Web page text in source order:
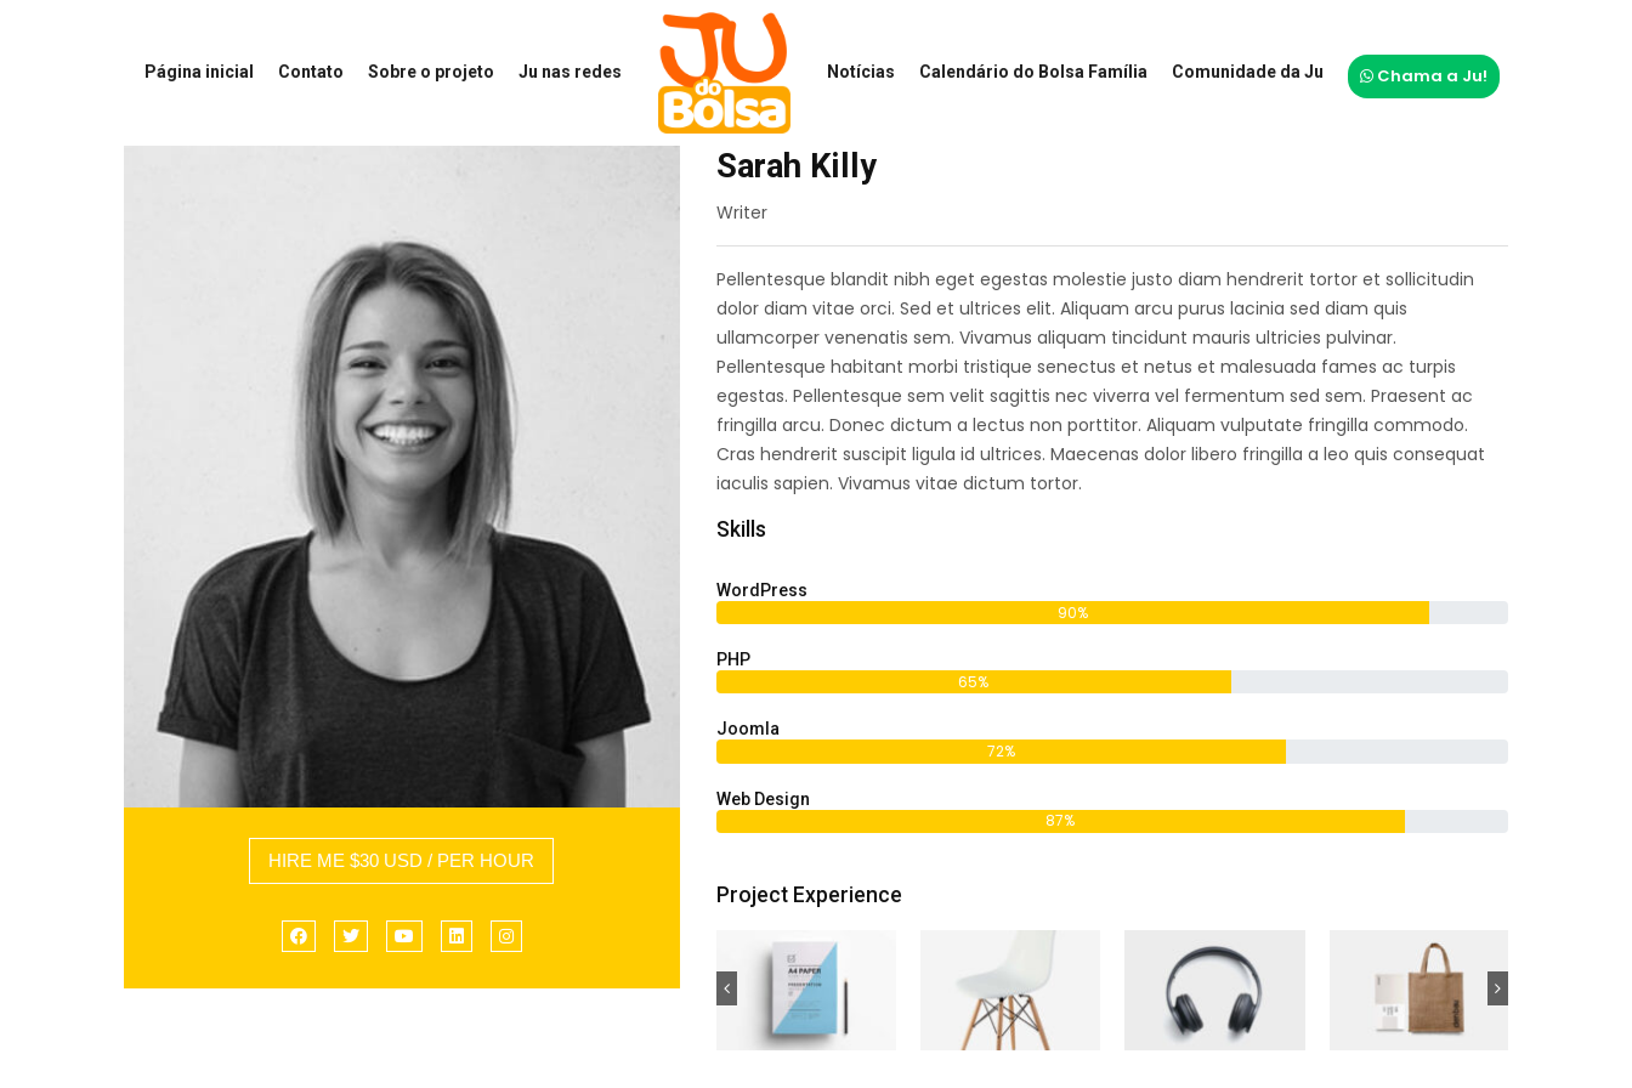
Página inicial Contato Sobre o projeto Ju nas redes Notícias Calendário do Bolsa Família Comunidade da Ju Chama a Ju!
HIRE ME $30 USD / PER HOUR
FacebookTwitterYouTubeLinkedInInstagram
Sarah Killy
Writer
Pellentesque blandit nibh eget egestas molestie justo diam hendrerit tortor et sollicitudin
dolor diam vitae orci. Sed et ultrices elit. Aliquam arcu purus lacinia sed diam quis
ullamcorper venenatis sem. Vivamus aliquam tincidunt mauris ultricies pulvinar.
Pellentesque habitant morbi tristique senectus et netus et malesuada fames ac turpis
egestas. Pellentesque sem velit sagittis nec viverra vel fermentum sed sem. Praesent ac
fringilla arcu. Donec dictum a lectus non porttitor. Aliquam vulputate fringilla commodo.
Cras hendrerit suscipit ligula id ultrices. Maecenas dolor libero fringilla a leo quis consequat
iaculis sapien. Vivamus vitae dictum tortor.
Skills
WordPress
90%
PHP
65%
Joomla
72%
Web Design
87%
Project Experience